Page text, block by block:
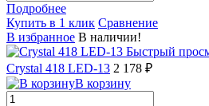
Подробнее
Купить в 1 клик Сравнение
В избранное В наличии!
Быстрый
Crystal 418 LED-13 2 178 ₽
В корзину